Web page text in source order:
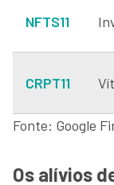
NFTS11
CRPT11
Fonte: Google
Os alívios